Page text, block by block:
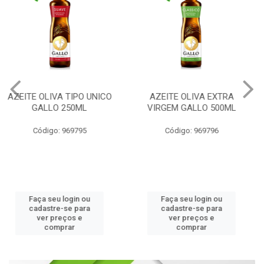
AZEITE OLIVA EXTRA
VIRGEM GALLO 500ML
Código: 969796
Faça seu login ou
cadastre-se para
ver preços e
comprar
AZEITE OLIVA EXTRA
VIRGEM GALLO 250ML
Código: 969800
Faça seu login ou
cadastre-se para
ver preços e
comprar